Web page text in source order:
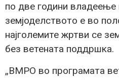
по две години
земјоделството е во
најголемите жртви се
без ветената поддршка.
„ВМРО во програмата